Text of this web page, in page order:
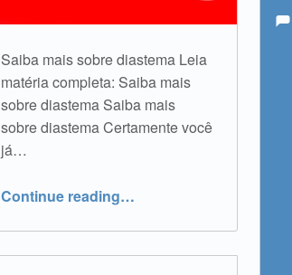
Saiba mais sobre diastema Leia
matéria completa: Saiba mais
sobre diastema Saiba mais
sobre diastema Certamente você
já…
Continue reading“Lira na Mídia | Saiba mais sobre diastema”
…
Written by: